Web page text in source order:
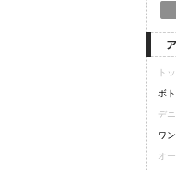
ト
ボ
デ
ワ
オ